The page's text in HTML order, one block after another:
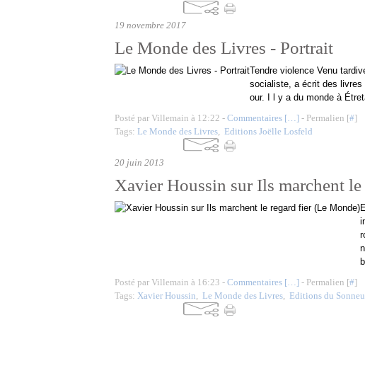
19 novembre 2017
Le Monde des Livres - Portrait
Tendre violence Venu
socialiste, a écrit des livres
our. I l y a du monde à
Posté par Villemain à 12:22 - Commentaires […] - Permalien [#]
Tags: Le Monde des Livres, Editions Joëlle Losfeld
20 juin 2013
Xavier Houssin sur Ils marchent
Posté par Villemain à 16:23 - Commentaires […] - Permalien [#]
Tags: Xavier Houssin, Le Monde des Livres, Editions du